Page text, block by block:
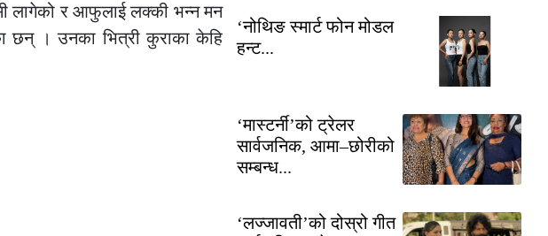
लागेको र आफुलाई लक्की भन्न मन
छन् । उनका भित्री कुराका केहि
‘नोथिङ स्मार्ट फोन मोडल
हन्ट...
‘मास्टर्नी’को ट्रेलर
सार्वजनिक, आमा–छोरीको
सम्बन्ध...
‘लज्जावती’को दोस्रो गीत